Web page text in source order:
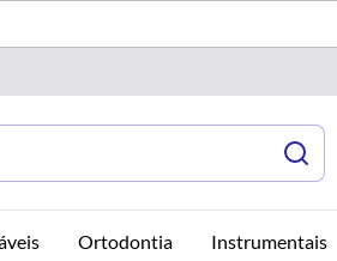
Ortodontia Instrumentais